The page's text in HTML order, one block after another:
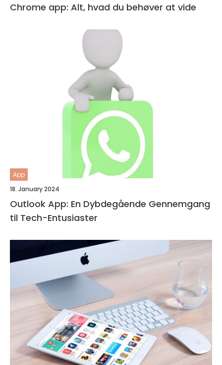
Chrome app: Alt, hvad du behøver at vide
App
18. January 2024
Outlook App: En Dybdegående Gennemgang
til Tech-Entusiaster